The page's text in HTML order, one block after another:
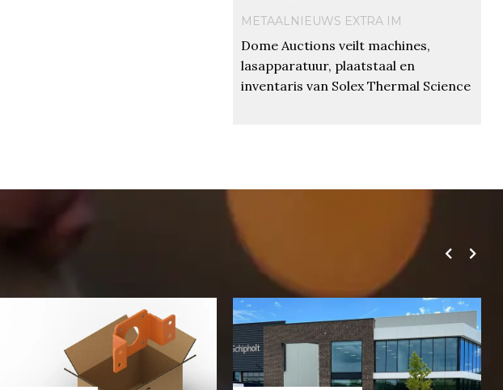
METAALNIEUWS EXTRA IM
Dome Auctions veilt machines,
lasapparatuur, plaatstaal en
inventaris van Solex Thermal Science